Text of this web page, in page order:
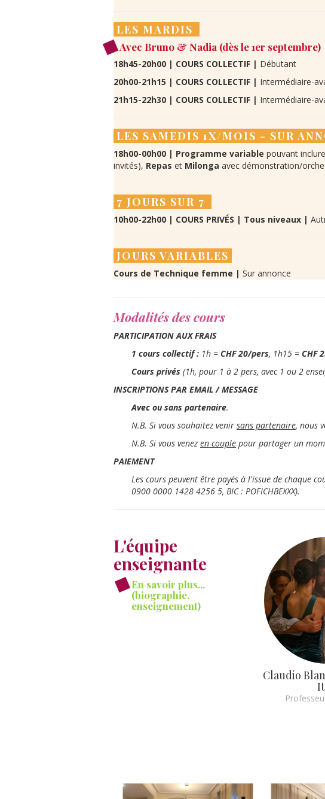
LES MARDIS
Avec Bruno & Nadia (dès le 1er septembre)
18h45-20h00 | COURS COLLECTIF | Débutant
20h00-21h15 | COURS COLLECTIF | Intermédiaire-
21h15-22h30 | COURS COLLECTIF | Intermédiaire-
LES SAMEDIS 1X/MOIS - SUR
18h00-00h00 | Programme variable pouvant inclure
invités), Repas et Milonga avec démonstration/
7 JOURS SUR 7
10h00-22h00 | COURS PRIVÉS | Tous niveaux |
JOURS VARIABLES
Cours de Technique femme | Sur annonce
Modalités des cours
PARTICIPATION AUX FRAIS
1 cours collectif : 1h = CHF 20/pers, 1h15 = CHF
Cours privés (1h, pour 1 à 2 pers, avec 1 ou 2
INSCRIPTIONS PAR EMAIL / MESSAGE
Avec ou sans partenaire.
N.B. Si vous souhaitez venir sans partenaire, nous
N.B. Si vous venez en couple pour partager un
PAIEMENT
Les cours peuvent être payés à l'issue de chaque
0900 0000 1428 4256 5, BIC : POFICHBEXXX).
L'équipe
enseignante
En savoir plus...
(biographie,
enseignement)
Claudio